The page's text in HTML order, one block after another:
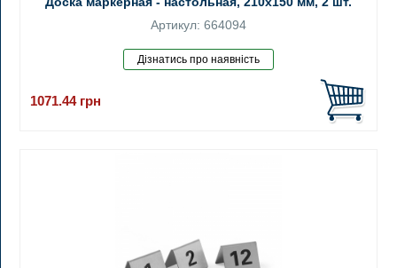
Артикул: 664094
1071.44 грн